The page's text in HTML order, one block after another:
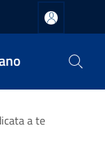
a te